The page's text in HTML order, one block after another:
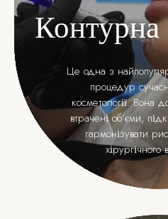
Контурна
Це одна з
процедур
косметології. Вона
втрачені об’єми,
гармонізувати
хірургічного